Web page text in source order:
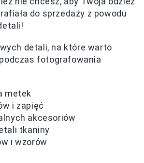
do sprzedaży z powodu
detali, na które warto
fotografowania
metek
i zapięć
akcesoriów
tkaniny
i wzorów